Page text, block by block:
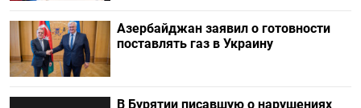
Азербайджан заявил о готовности
поставлять газ в Украину
В Бурятии писавшую о нарушениях